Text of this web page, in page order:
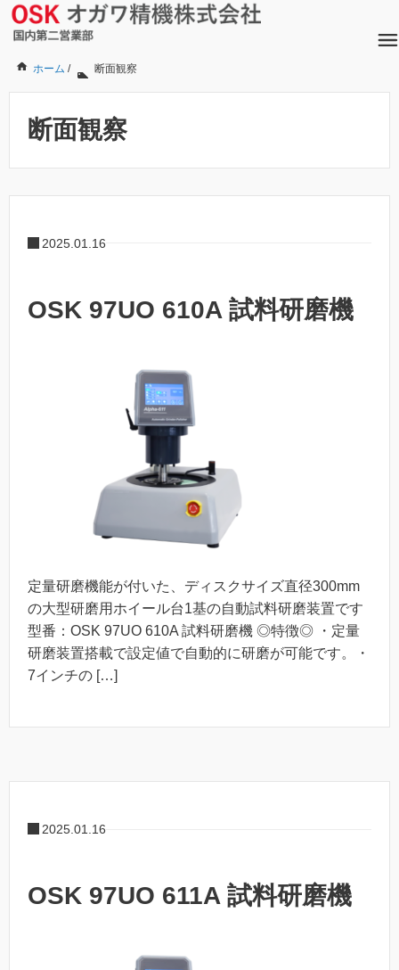
ホーム / 断面観察
断面観察
2025.01.16
OSK 97UO 610A 試料研磨機
定量研磨機能が付いた、ディスクサイズ直径300mm
の大型研磨用ホイール台1基の自動試料研磨装置です
型番：OSK 97UO 610A 試料研磨機 ◎特徴◎ ・定量
研磨装置搭載で設定値で自動的に研磨が可能です。・
7インチの […]
2025.01.16
OSK 97UO 611A 試料研磨機